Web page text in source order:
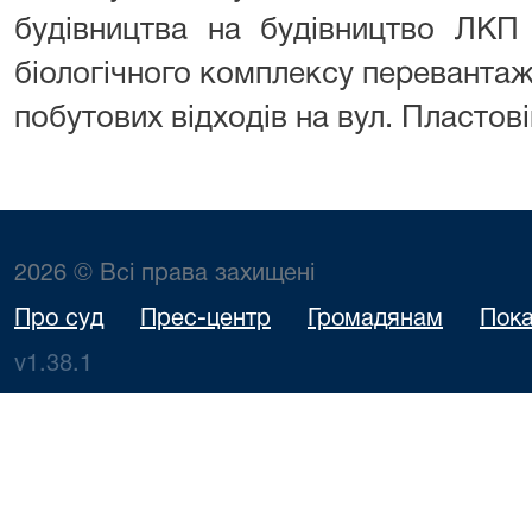
будівництва на будівництво
біологічного комплексу
побутових відходів на вул.
2026 © Всі права захищені
Про суд Прес-центр Громадянам
v1.38.1